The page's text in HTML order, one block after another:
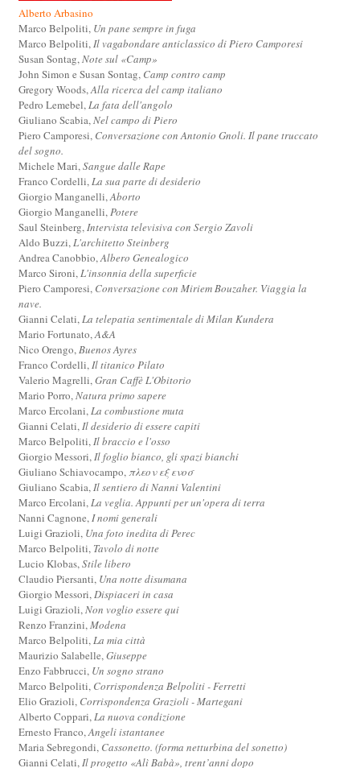
Alberto Arbasino
Marco Belpoliti, Un pane sempre in fuga
Marco Belpoliti,Il vagabondare anticlassico di Piero Camporesi
Susan Sontag,Note sul «Camp»
John Simon e Susan Sontag, Camp contro camp
Gregory Woods,Alla ricerca del camp italiano
Pedro Lemebel,La fata dell'angolo
Giuliano Scabia,Nel campo di Piero
Piero Camporesi, Conversazione con Antonio Gnoli. Il pane truccato
del sogno.
Michele Mari,Sangue dalle Rape
Franco Cordelli,La sua parte di desiderio
Giorgio Manganelli,Aborto
Giorgio Manganelli,Potere
Saul Steinberg,Intervista televisiva con Sergio Zavoli
Aldo Buzzi,L'architetto Steinberg
Andrea Canobbio,Albero Genealogico
Marco Sironi,L'insonnia della superficie
Piero Camporesi, Conversazione con Miriem Bouzaher. Viaggia la
nave.
Gianni Celati,La telepatia sentimentale di Milan Kundera
Mario Fortunato,A&A
Nico Orengo,Buenos Ayres
Franco Cordelli,Il titanico Pilato
Valerio Magrelli,Gran Caffè L'Obitorio
Mario Porro,Natura primo sapere
Marco Ercolani,La combustione muta
Gianni Celati,Il desiderio di essere capiti
Marco Belpoliti,Il braccio e l'osso
Giorgio Messori,Il foglio bianco, gli spazi bianchi
Giuliano Schiavocampo,πλεον εξ ενοσ
Giuliano Scabia,Il sentiero di Nanni Valentini
Marco Ercolani,La veglia. Appunti per un'opera di terra
Nanni Cagnone,I nomi generali
Luigi Grazioli, Una foto inedita di Perec
Marco Belpoliti, Tavolo di notte
Lucio Klobas,Stile libero
Claudio Piersanti, Una notte disumana
Giorgio Messori,Dispiaceri in casa
Luigi Grazioli,Non voglio essere qui
Renzo Franzini,Modena
Marco Belpoliti,La mia città
Maurizio Salabelle,Giuseppe
Enzo Fabbrucci, Un sogno strano
Marco Belpoliti, Corrispondenza Belpoliti - Ferretti
Elio Grazioli, Corrispondenza Grazioli - Martegani
Alberto Coppari,La nuova condizione
Ernesto Franco,Angeli istantanee
Maria Sebregondi, Cassonetto. (forma netturbina del sonetto)
Gianni Celati,Il progetto «Alì Babà», trent’anni dopo